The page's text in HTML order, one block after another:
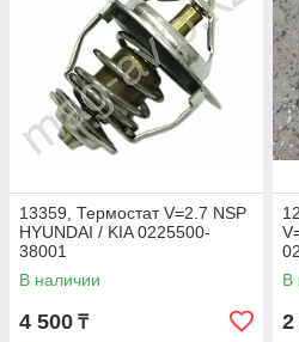
13359, Термостат V=2.7 NSP
HYUNDAI / KIA 0225500-
38001
В наличии
4 500 ₸
В
2